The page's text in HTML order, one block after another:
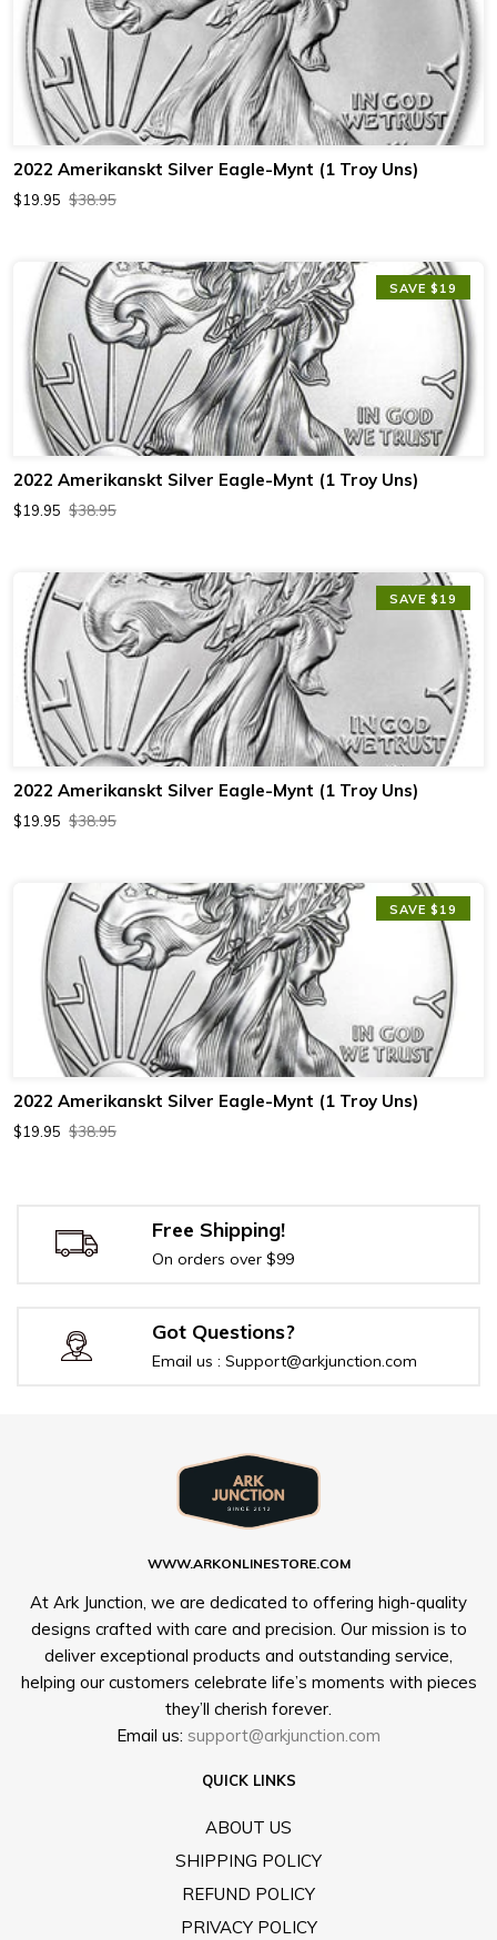
2022 Amerikanskt Silver Eagle-Mynt (1 Troy Uns)
$19.95 $38.95
SAVE $19
2022 Amerikanskt Silver Eagle-Mynt (1 Troy Uns)
$19.95 $38.95
SAVE $19
2022 Amerikanskt Silver Eagle-Mynt (1 Troy Uns)
$19.95 $38.95
SAVE $19
2022 Amerikanskt Silver Eagle-Mynt (1 Troy Uns)
$19.95 $38.95
Free Shipping!
On orders over $99
Got Questions?
Email us : Support@arkjunction.com
WWW.ARKONLINESTORE.COM
At Ark Junction, we are dedicated to offering high-quality
designs crafted with care and precision. Our mission is to
deliver exceptional products and outstanding service,
helping our customers celebrate life’s moments with pieces
they’ll cherish forever.
Email us: support@arkjunction.com
QUICK LINKS
ABOUT US
SHIPPING POLICY
REFUND POLICY
PRIVACY POLICY